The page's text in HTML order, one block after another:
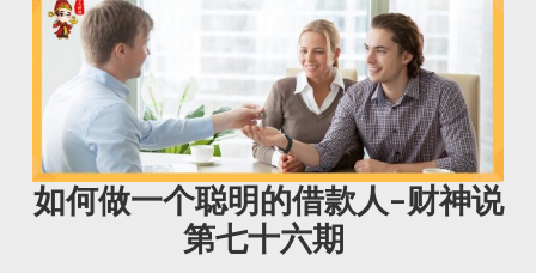
如何做一个聪明的借款人-财神说
第七十六期